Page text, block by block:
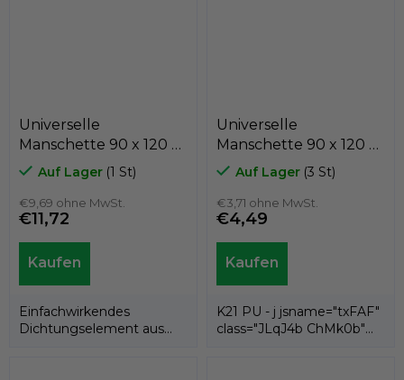
Universelle
Manschette 90 x 120 x
15 U NBR , PN 029260.3
Auf Lager (1 St)
€9,69 ohne MwSt.
€11,72
Einfachwirkendes
Dichtungselement aus
Universelle
Manschette 90 x 120 x
15 K21-090/11 PU ,
Auf Lager (3 St)
€3,71 ohne MwSt.
€4,49
K21 PU - j jsname="txFAF"
class="JLqJ4b ChMk0b"